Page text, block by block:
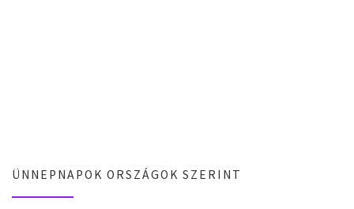
ÜNNEPNAPOK ORSZÁGOK SZERINT